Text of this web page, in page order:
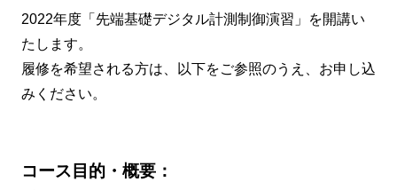
2022年度「先端基礎デジタル計測制御演習」を開講い
たします。
履修を希望される方は、以下をご参照のうえ、お申し込
みください。
コース目的・概要：